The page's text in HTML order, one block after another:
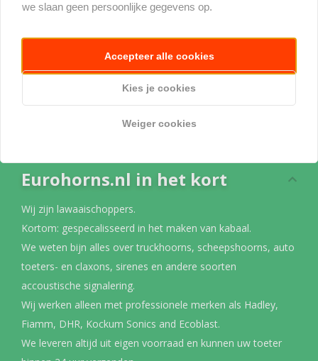
Eurohorns.nl in het kort
Wij zijn lawaaischoppers.
Kortom: gespecalisseerd in het maken van kabaal.
We weten bijn alles over truckhoorns, scheepshoorns, auto
toeters- en claxons, sirenes en andere soorten
accoustische signalering.
Wij werken alleen met professionele merken als Hadley,
Fiamm, DHR, Kockum Sonics and Ecoblast.
We leveren altijd uit eigen voorraad en kunnen uw toeter
we slaan geen persoonlijke gegevens op.
Accepteer alle cookies
Kies je cookies
Weiger cookies